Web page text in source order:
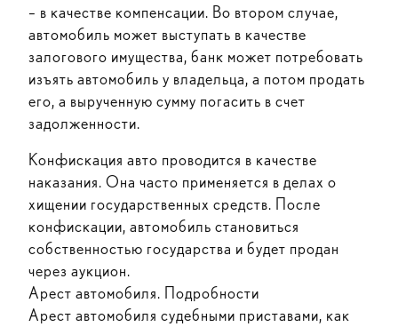
– в качестве компенсации. Во втором случае,
автомобиль может выступать в качестве
залогового имущества, банк может потребовать
изъять автомобиль у владельца, а потом продать
его, а вырученную сумму погасить в счет
задолженности.
Конфискация авто проводится в качестве
наказания. Она часто применяется в делах о
хищении государственных средств. После
конфискации, автомобиль становиться
собственностью государства и будет продан
через аукцион.
Арест автомобиля. Подробности
Арест автомобиля судебными приставами, как